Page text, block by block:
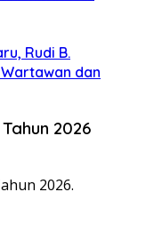
Rudi B.
dan
2026
2026.